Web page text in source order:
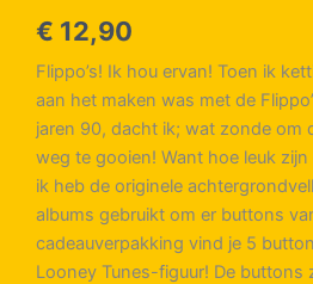
€ 12,90
Flippo’s! Ik hou ervan! Toen ik
aan het maken was met de
jaren 90, dacht ik; wat zonde om
weg te gooien! Want hoe leuk zijn
ik heb de originele
albums gebruikt om er buttons
cadeauverpakking vind je 5
Looney Tunes-figuur! De buttons